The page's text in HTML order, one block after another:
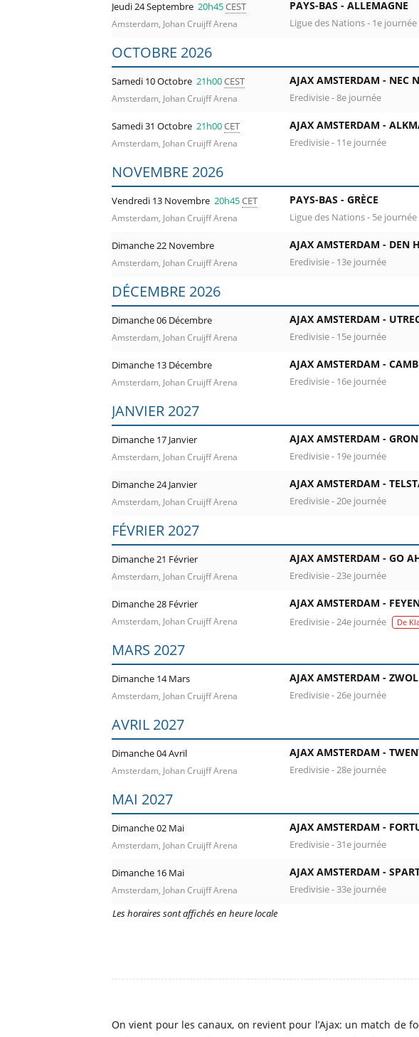
Les horaires sont affichés en heure locale
Jeudi 24 Septembre 20h45CEST
Amsterdam, Johan Cruijff Arena
PAYS-BAS - ALLEMAGNE
Ligue des Nations - 1e journée
OCTOBRE 2026
Samedi 10 Octobre 21h00CEST
Amsterdam, Johan Cruijff Arena
AJAX AMSTERDAM - NEC
Eredivisie - 8e journée
Samedi 31 Octobre 21h00CET
Amsterdam, Johan Cruijff Arena
AJAX AMSTERDAM -
Eredivisie - 11e journée
NOVEMBRE 2026
Vendredi 13 Novembre 20h45CET
Amsterdam, Johan Cruijff Arena
PAYS-BAS - GRÈCE
Ligue des Nations - 5e journée
Dimanche 22 Novembre
Amsterdam, Johan Cruijff Arena
AJAX AMSTERDAM - DEN
Eredivisie - 13e journée
DÉCEMBRE 2026
Dimanche 06 Décembre
Amsterdam, Johan Cruijff Arena
AJAX AMSTERDAM -
Eredivisie - 15e journée
Dimanche 13 Décembre
Amsterdam, Johan Cruijff Arena
AJAX AMSTERDAM -
Eredivisie - 16e journée
JANVIER 2027
Dimanche 17 Janvier
Amsterdam, Johan Cruijff Arena
AJAX AMSTERDAM -
Eredivisie - 19e journée
Dimanche 24 Janvier
Amsterdam, Johan Cruijff Arena
AJAX AMSTERDAM -
Eredivisie - 20e journée
FÉVRIER 2027
Dimanche 21 Février
Amsterdam, Johan Cruijff Arena
AJAX AMSTERDAM - GO
Eredivisie - 23e journée
Dimanche 28 Février
Amsterdam, Johan Cruijff Arena
AJAX AMSTERDAM -
Eredivisie - 24e journée De
MARS 2027
Dimanche 14 Mars
Amsterdam, Johan Cruijff Arena
AJAX AMSTERDAM -
Eredivisie - 26e journée
AVRIL 2027
Dimanche 04 Avril
Amsterdam, Johan Cruijff Arena
AJAX AMSTERDAM -
Eredivisie - 28e journée
MAI 2027
Dimanche 02 Mai
Amsterdam, Johan Cruijff Arena
AJAX AMSTERDAM -
Eredivisie - 31e journée
Dimanche 16 Mai
Amsterdam, Johan Cruijff Arena
AJAX AMSTERDAM -
Eredivisie - 33e journée
On vient pour les canaux, on revient pour l’Ajax: un match de